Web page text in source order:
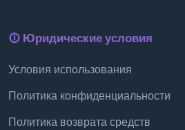
Юридические условия
Условия использования
Политика конфиденциальности
Политика возврата средств